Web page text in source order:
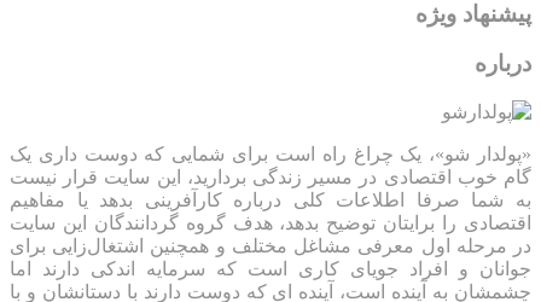
پیشنهاد ویژه
درباره
«پولدار شو»، یک چراغ راه است برای شمایی که دوست داری یک
گام خوب اقتصادی در مسیر زندگی بردارید، این سایت قرار نیست
به شما صرفا اطلاعات کلی درباره کارآفرینی بدهد یا مفاهیم
اقتصادی را برایتان توضیح بدهد، هدف گروه گردانندگان این سایت
در مرحله اول معرفی مشاغل مختلف و همچنین اشتغال‌زایی برای
جوانان و افراد جویای کاری است که سرمایه اندکی دارند اما
چشمشان به آینده است، آینده ای که دوست دارند با دستانشان و با